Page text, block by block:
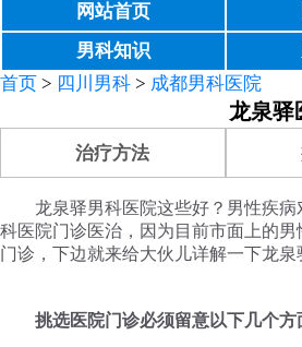
网站首页
男科知识
首页 > 四川男科 > 成都男科医院
龙泉驿
治疗方法
龙泉驿男科医院这些好？男性疾
科医院门诊医治，因为目前市面上的
门诊，下边就来给大伙儿详解一下龙泉
挑选医院门诊必须留意以下几个方